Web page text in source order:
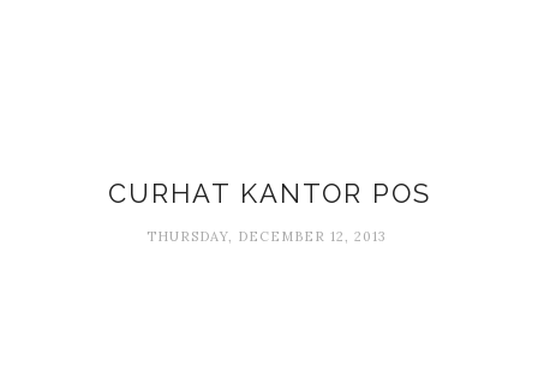
CURHAT KANTOR POS
THURSDAY, DECEMBER 12, 2013